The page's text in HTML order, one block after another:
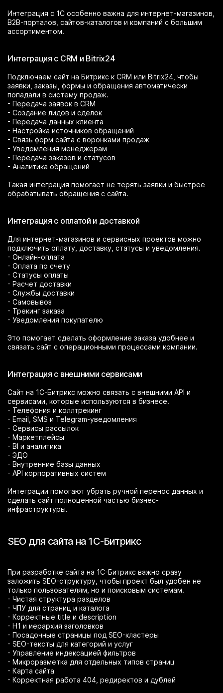
Интеграция с 1С особенно важна для интернет-магазинов,
B2B-порталов, сайтов-каталогов и компаний с большим
ассортиментом.
Интеграция с CRM и Bitrix24
Подключаем сайт на Битрикс к CRM или Bitrix24, чтобы
заявки, заказы, формы и обращения автоматически
попадали в систему продаж.
- Передача заявок в CRM
- Создание лидов и сделок
- Передача данных клиента
- Настройка источников обращений
- Связь форм сайта с воронками продаж
- Уведомления менеджерам
- Передача заказов и статусов
- Аналитика обращений
Такая интеграция помогает не терять заявки и быстрее
обрабатывать обращения с сайта.
Интеграция с оплатой и доставкой
Для интернет-магазинов и сервисных проектов можно
подключить оплату, доставку, статусы и уведомления.
- Онлайн-оплата
- Оплата по счету
- Статусы оплаты
- Расчет доставки
- Службы доставки
- Самовывоз
- Трекинг заказа
- Уведомления покупателю
Это помогает сделать оформление заказа удобнее и
связать сайт с операционными процессами компании.
Интеграция с внешними сервисами
Сайт на 1С-Битрикс можно связать с внешними API и
сервисами, которые используются в бизнесе.
- Телефония и коллтрекинг
- Email, SMS и Telegram-уведомления
- Сервисы рассылок
- Маркетплейсы
- BI и аналитика
- ЭДО
- Внутренние базы данных
- API корпоративных систем
Интеграции помогают убрать ручной перенос данных и
сделать сайт полноценной частью бизнес-
инфраструктуры.
SEO для сайта на 1С-Битрикс
При разработке сайта на 1С-Битрикс важно сразу
заложить SEO-структуру, чтобы проект был удобен не
только пользователям, но и поисковым системам.
- Чистая структура разделов
- ЧПУ для страниц и каталога
- Корректные title и description
- H1 и иерархия заголовков
- Посадочные страницы под SEO-кластеры
- SEO-тексты для категорий и услуг
- Управление индексацией фильтров
- Микроразметка для отдельных типов страниц
- Карта сайта
- Корректная работа 404, редиректов и дублей